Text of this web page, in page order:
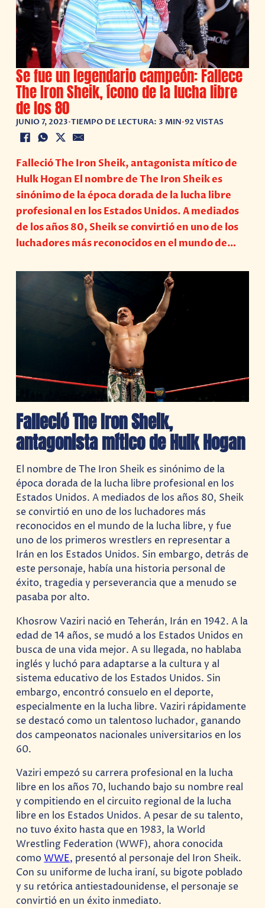
Se fue un legendario campeón: Fallece
The Iron Sheik, ícono de la lucha libre
de los 80
JUNIO 7, 2023•TIEMPO DE LECTURA: 3 MIN•92 VISTAS
Falleció The Iron Sheik, antagonista mítico de
Hulk Hogan El nombre de The Iron Sheik es
sinónimo de la época dorada de la lucha libre
profesional en los Estados Unidos. A mediados
de los años 80, Sheik se convirtió en uno de los
luchadores más reconocidos en el mundo de…
Falleció The Iron Sheik,
antagonista mítico de Hulk Hogan
El nombre de The Iron Sheik es sinónimo de la
época dorada de la lucha libre profesional en los
Estados Unidos. A mediados de los años 80, Sheik
se convirtió en uno de los luchadores más
reconocidos en el mundo de la lucha libre, y fue
uno de los primeros wrestlers en representar a
Irán en los Estados Unidos. Sin embargo, detrás de
este personaje, había una historia personal de
éxito, tragedia y perseverancia que a menudo se
pasaba por alto.
Khosrow Vaziri nació en Teherán, Irán en 1942. A la
edad de 14 años, se mudó a los Estados Unidos en
busca de una vida mejor. A su llegada, no hablaba
inglés y luchó para adaptarse a la cultura y al
sistema educativo de los Estados Unidos. Sin
embargo, encontró consuelo en el deporte,
especialmente en la lucha libre. Vaziri rápidamente
se destacó como un talentoso luchador, ganando
dos campeonatos nacionales universitarios en los
60.
Vaziri empezó su carrera profesional en la lucha
libre en los años 70, luchando bajo su nombre real
y compitiendo en el circuito regional de la lucha
libre en los Estados Unidos. A pesar de su talento,
no tuvo éxito hasta que en 1983, la World
Wrestling Federation (WWF), ahora conocida
comoWWE, presentó al personaje del Iron Sheik.
Con su uniforme de lucha iraní, su bigote poblado
y su retórica antiestadounidense, el personaje se
convirtió en un éxito inmediato.